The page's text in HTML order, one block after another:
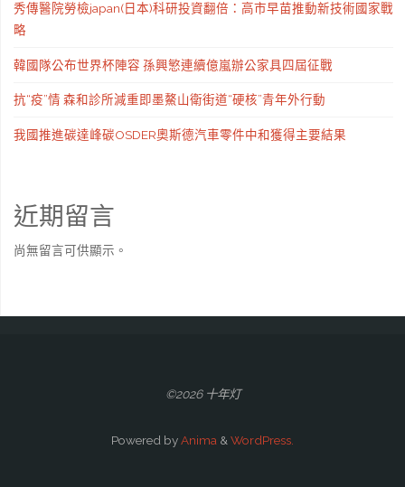
秀傳醫院勞檢japan(日本)科研投資翻倍：高市早苗推動新技術國家戰
略
韓國隊公布世界杯陣容 孫興慜連續億嵐辦公家具四屆征戰
抗“疫”情 森和診所減重即墨鰲山衛街道“硬核”青年外行動
我國推進碳達峰碳OSDER奧斯德汽車零件中和獲得主要結果
近期留言
尚無留言可供顯示。
©2026 十年灯
Powered byAnima & WordPress.